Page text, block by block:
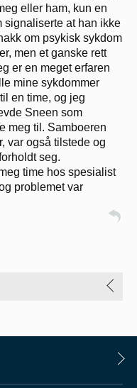
eller ham, kun en
signaliserte at han ikke
om psykisk sykdom
men et ganske rett
er en meget erfaren
mine sykdommer
en time, og jeg
Sneen som
meg til. Samboeren
var også tilstede og
seg.
time hos spesialist
problemet var